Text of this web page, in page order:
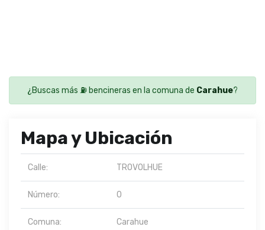
¿Buscas más ⛽ bencineras en la comuna de Carahue?
Mapa y Ubicación
Calle: TROVOLHUE
Número: 0
Comuna: Carahue